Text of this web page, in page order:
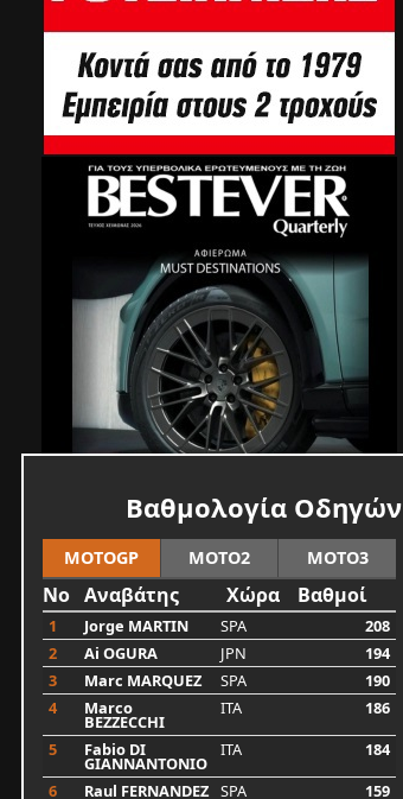
Βαθμολογία Οδηγών
MOTOGP MOTO2 MOTO3
No Αναβάτης Χώρα Βαθμοί
1 Jorge MARTIN SPA
208
2
Ai OGURA JPN
194
3
Marc MARQUEZ SPA
190
4
Marco
BEZZECCHI
ITA
186
5
Fabio DI
GIANNANTONIO
ITA
184
6
Raul FERNANDEZ SPA 159